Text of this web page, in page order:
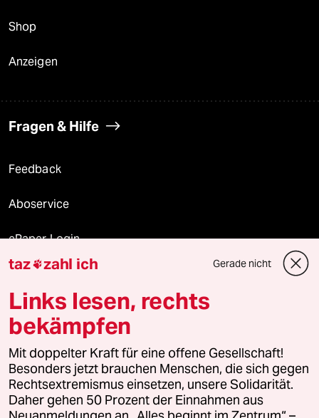
Shop
Anzeigen
Fragen & Hilfe
Feedback
Aboservice
ePaper Login
Downloads für Abonnierende
© 2026 taz Verlags und Vertriebs GmbH
Alle Rechte vorbehalten. Bei rechtlichen Fragen oder für Genehmigungen
wenden Sie sich bitte an lizenzen@taz.de
Feedback Redaktionsstatut Kommune-Richtlinien
taz zahl ich Gerade nicht
Links lesen, rechts
bekämpfen
Mit doppelter Kraft für eine offene Gesellschaft!
Besonders jetzt brauchen Menschen, die sich gegen
Rechtsextremismus einsetzen, unsere Solidarität.
Daher gehen 50 Prozent der Einnahmen aus